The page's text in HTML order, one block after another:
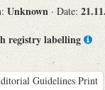
Unknown · Date:
registry labelling
Guidelines Print